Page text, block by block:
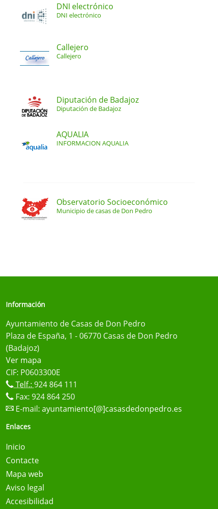
DNI electrónico
DNI electrónico
Callejero
Callejero
Diputación de Badajoz
Diputación de Badajoz
AQUALIA
INFORMACION AQUALIA
Observatorio Socioeconómico
Municipio de casas de Don Pedro
Información
Ayuntamiento de Casas de Don Pedro
Plaza de España, 1 - 06770 Casas de Don Pedro
(Badajoz)
Ver mapa
CIF: P0603300E
Telf.: 924 864 111
Fax: 924 864 250
E-mail: ayuntamiento[@]casasdedonpedro.es
Enlaces
Inicio
Contacte
Mapa web
Aviso legal
Accesibilidad